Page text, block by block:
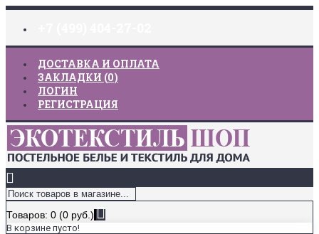
ДОСТАВКА И ОПЛАТА
ЗАКЛАДКИ (0)
ЛОГИН
РЕГИСТРАЦИЯ
Товаров: 0 (0 руб.)
В корзине пусто!